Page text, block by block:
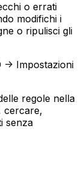
o errati
modifichi i
o ripulisci gli
-> Impostazioni
regole nella
cercare,
senza